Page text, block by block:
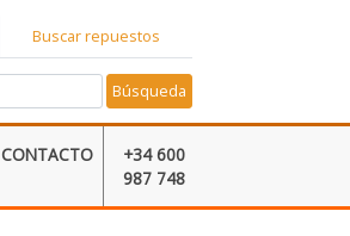
Buscar repuestos
Búsqueda
CONTACTO
+34 600
987 748